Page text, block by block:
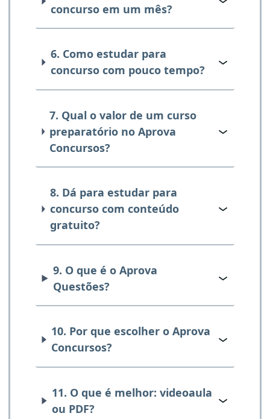
concurso em um mês?
6. Como estudar para
concurso com pouco tempo?
7. Qual o valor de um curso
preparatório no Aprova
Concursos?
8. Dá para estudar para
concurso com conteúdo
gratuito?
9. O que é o Aprova
Questões?
10. Por que escolher o Aprova
Concursos?
11. O que é melhor: videoaula
ou PDF?